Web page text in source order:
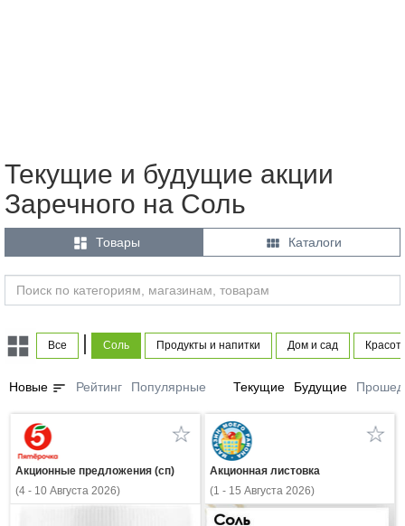
Текущие и будущие акции
Заречного на Соль
 Товары  Каталоги
Все Соль Продукты и напитки Дом и сад
Новые sort Рейтинг Популярные Текущие Будущие
Акционные предложения (сп)
(4 - 10 Августа 2026)
Акционная листовка
(1 - 15 Августа 2026)